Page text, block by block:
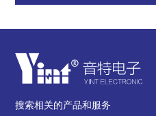
搜索相关的产品和服务